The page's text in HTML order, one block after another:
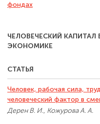
фондах
ЧЕЛОВЕЧЕСКИЙ
ЭКОНОМИКЕ
СТАТЬЯ
Человек, рабочая сила,
человеческий фактор в
Дерен В. И., Кожурова А. А.